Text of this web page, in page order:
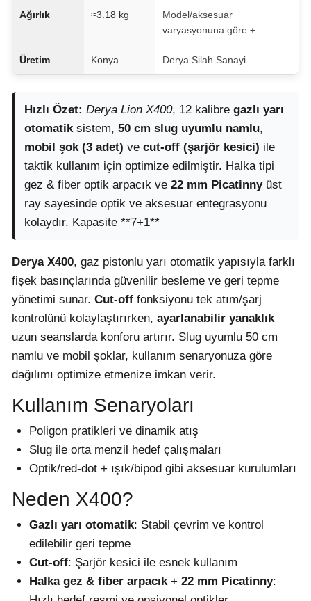
Ağırlık ≈3.18 kg
Model/aksesuar
varyasyonuna göre ±
Üretim Konya Derya Silah Sanayi
Hızlı Özet: Derya Lion X400, 12 kalibre gazlı yarı
otomatiksistem, 50 cm slug uyumlu namlu,
mobil şok (3 adet) ve cut-off (şarjör kesici) ile
taktik kullanım için optimize edilmiştir. Halka tipi
gez & fiber optik arpacık ve 22 mm Picatinnyüst
ray sayesinde optik ve aksesuar entegrasyonu
kolaydır. Kapasite **7+1**
Derya X400, gaz pistonlu yarı otomatik yapısıyla farklı
fişek basınçlarında güvenilir besleme ve geri tepme
yönetimi sunar. Cut-offfonksiyonu tek atım/şarj
kontrolünü kolaylaştırırken, ayarlanabilir yanaklık
uzun seanslarda konforu artırır. Slug uyumlu 50 cm
namlu ve mobil şoklar, kullanım senaryonuza göre
dağılımı optimize etmenize imkan verir.
Kullanım Senaryoları
Poligon pratikleri ve dinamik atış
Slug ile orta menzil hedef çalışmaları
Optik/red-dot + ışık/bipod gibi aksesuar kurulumları
Neden X400?
Gazlı yarı otomatik: Stabil çevrim ve kontrol
edilebilir geri tepme
Cut-off: Şarjör kesici ile esnek kullanım
Halka gez & fiber arpacık+22 mm Picatinny: